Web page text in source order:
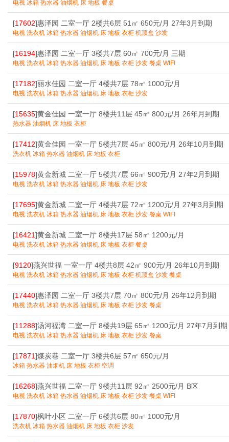
电视 冰箱 热水器 油烟机 床 地板 餐桌
[17602]惠泽园 二室一厅 2楼共6层 51㎡ 650元/月 27年3月到期
电视 洗衣机 冰箱 热水器 油烟机 床 地板 衣柜 机顶盒 沙发
[16194]惠泽园 二室一厅 3楼共7层 60㎡ 700元/月 三期
电视 洗衣机 冰箱 热水器 油烟机 床 地板 衣柜 沙发 餐桌 WIFI
[17182]丽水佳园 二室一厅 4楼共7层 78㎡ 1000元/月
电视 洗衣机 冰箱 热水器 油烟机 床 地板 衣柜 沙发
[15635]黄金佳园 一室一厅 8楼共11层 45㎡ 800元/月 26年月到期
热水器 油烟机 床 地板 衣柜
[17412]黄金佳园 一室一厅 5楼共7层 45㎡ 800元/月 26年10月到期
洗衣机 冰箱 热水器 油烟机 床 地板 衣柜
[15978]黄金新城 二室一厅 5楼共7层 66㎡ 900元/月 27年2月到期
电视 洗衣机 冰箱 热水器 油烟机 床 地板 衣柜 沙发
[17695]黄金新城 二室一厅 4楼共7层 72㎡ 1200元/月 27年3月到期
电视 洗衣机 冰箱 热水器 油烟机 床 地板 衣柜 沙发 餐桌 WIFI
[16421]黄金新城 二室一厅 8楼共17层 58㎡ 1200元/月
电视 洗衣机 冰箱 热水器 油烟机 床 地板 衣柜 餐桌
[9120]燕兴世福 一室一厅 4楼共8层 42㎡ 900元/月 26年10月到期
电视 洗衣机 冰箱 热水器 油烟机 床 地板 衣柜 机顶盒 沙发 餐桌
[17440]惠泽园 二室一厅 3楼共7层 70㎡ 800元/月 26年12月到期
电视 洗衣机 冰箱 热水器 油烟机 床 地板 衣柜 沙发 餐桌
[11288]汤河福湾 二室一厅 8楼共19层 65㎡ 1200元/月 27年7月到期
电视 洗衣机 冰箱 热水器 油烟机 床 地板 衣柜 沙发 餐桌
[17871]煤炭巷 二室一厅 3楼共6层 57㎡ 650元/月
冰箱 热水器 油烟机 床 地板 衣柜 空调
[16268]燕兴世福 二室一厅 9楼共11层 92㎡ 2500元/月 B区
电视 洗衣机 冰箱 热水器 油烟机 床 地板 衣柜 沙发 餐桌 WIFI
[17870]枫叶小区 二室一厅 6楼共6层 80㎡ 1000元/月
洗衣机 冰箱 热水器 油烟机 床 地板 衣柜 沙发